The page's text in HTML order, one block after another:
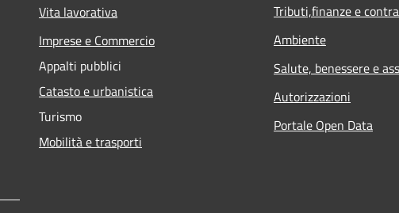
Vita lavorativa
Imprese e Commercio
Appalti pubblici
Catasto e urbanistica
Turismo
Mobilità e trasporti
Tributi,finanze e
Ambiente
Salute, benessere e
Autorizzazioni
Portale Open Data